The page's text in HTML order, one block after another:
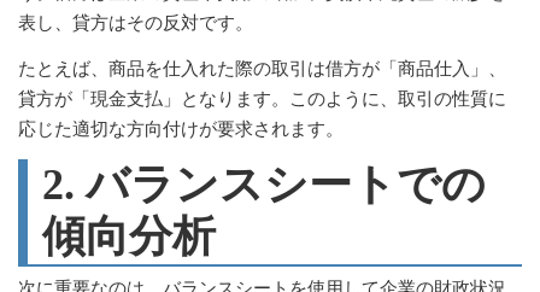
表し、貸方はその反対です。
たとえば、商品を仕入れた際の取引は借方が「商品仕入」、
貸方が「現金支払」となります。このように、取引の性質に
応じた適切な方向付けが要求されます。
2. バランスシートでの
傾向分析
次に重要なのは、バランスシートを使用して企業の財政状況